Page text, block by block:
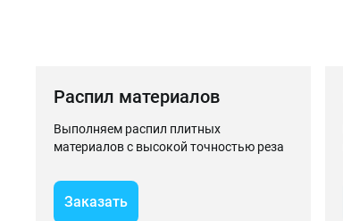
Распил материалов
Выполняем распил плитных
материалов с высокой точностью реза
Заказать